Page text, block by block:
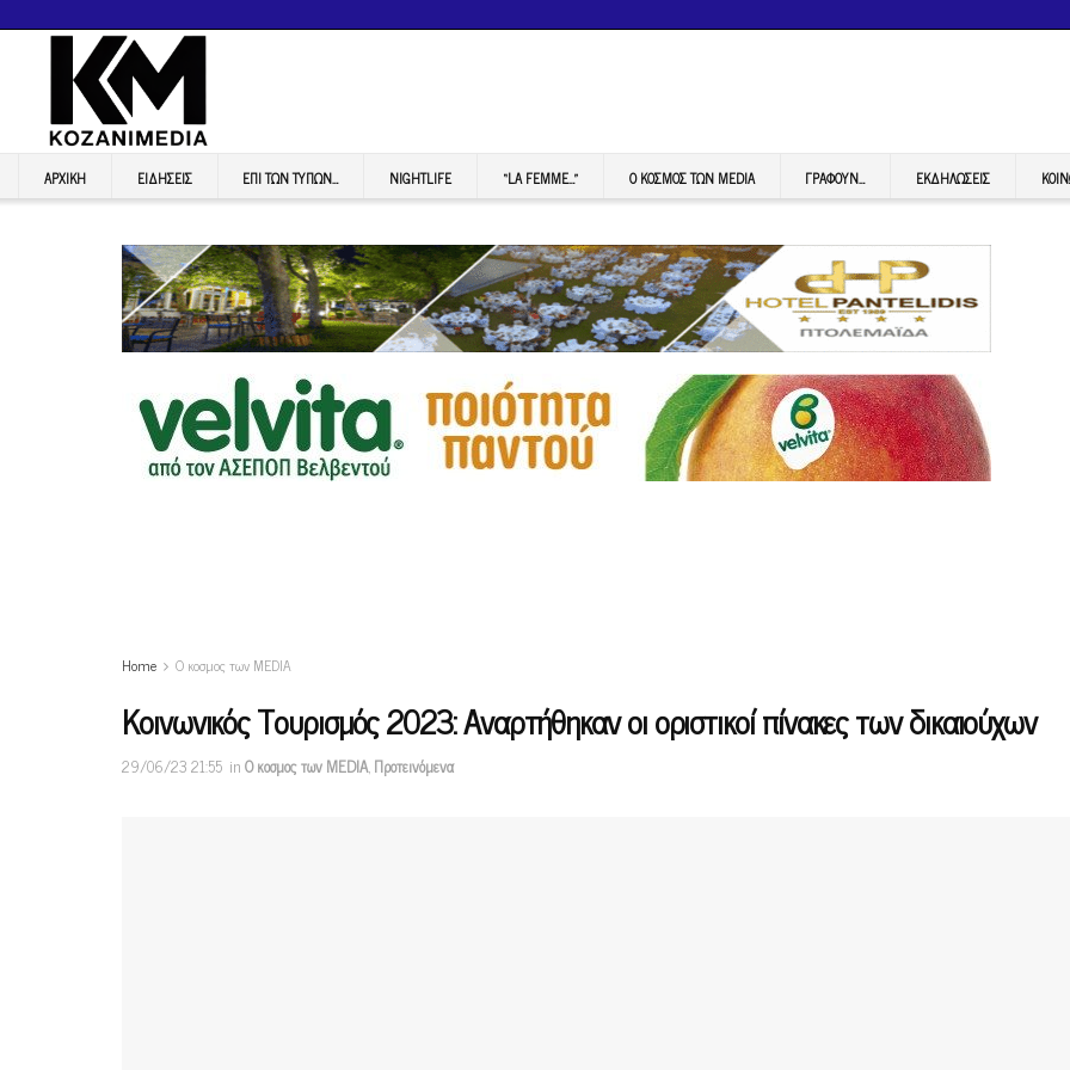
ΑΡΧΙΚΉ ΕΙΔΉΣΕΙΣ ΕΠI ΤΩΝ ΤΥΠΩΝ… NIGHTLIFE “LA FEMME…” Ο ΚΟΣΜΟΣ ΤΩΝ MEDIA ΓΡΆΦΟΥΝ… ΕΚΔΗΛΏΣΕΙΣ
Home Ο κοσμος των MEDIA
Κοινωνικός Τουρισμός 2023: Αναρτήθηκαν οι οριστικοί πίνακες των δικαιούχων
29/06/23 21:55 inΟ κοσμος των MEDIA,Προτεινόμενα